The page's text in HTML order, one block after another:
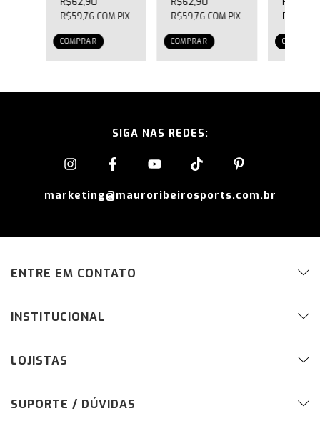
MASCULINA
R$59,76 COM PIX
COMPRAR
R$59,76 COM PIX
COMPRAR
R$59,76
COMPRAR
SIGA NAS REDES:
marketing@mauroribeirosports.com.br
ENTRE EM CONTATO
INSTITUCIONAL
LOJISTAS
SUPORTE / DÚVIDAS